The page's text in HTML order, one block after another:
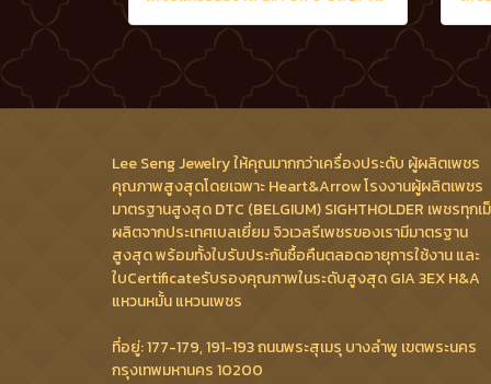
Lee Seng Jewelry ให้คุณมากกว่าเครื่องประดับ ผู้ผลิตเพชร
คุณภาพสูงสุดโดยเฉพาะ Heart&Arrow โรงงานผู้ผลิตเพชร
มาตรฐานสูงสุด DTC (BELGIUM) SIGHTHOLDER เพชรทุกเ
ผลิตจากประเทศเบลเยี่ยม จิวเวลรีเพชรของเรามีมาตรฐาน
สูงสุด พร้อมทั้งใบรับประกันซื้อคืนตลอดอายุการใช้งาน และ
ใบCertificateรับรองคุณภาพในระดับสูงสุด GIA 3EX H&A
แหวนหมั้น แหวนเพชร
ที่อยู่: 177-179, 191-193 ถนนพระสุเมรุ บางลำพู เขตพระนคร
กรุงเทพมหานคร 10200